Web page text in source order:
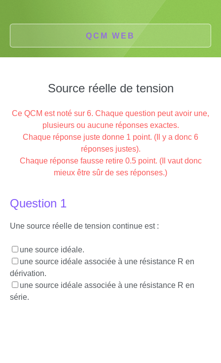
QCM WEB
Source réelle de tension
Ce QCM est noté sur 6. Chaque question peut avoir une,
plusieurs ou aucune réponses exactes.
Chaque réponse juste donne 1 point. (Il y a donc 6
réponses justes).
Chaque réponse fausse retire 0.5 point. (Il vaut donc
mieux être sûr de ses réponses.)
Question 1
Une source réelle de tension continue est :
une source idéale.
une source idéale associée à une résistance R en
dérivation.
une source idéale associée à une résistance R en
série.